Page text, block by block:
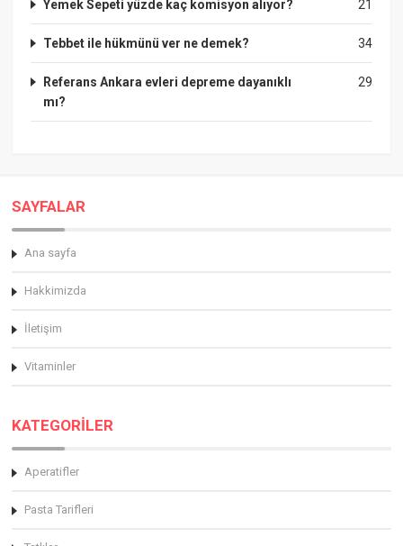
21
Yemek Sepeti yüzde kaç komisyon alıyor?
34
Tebbet ile hükmünü ver ne demek?
29
Referans Ankara evleri depreme dayanıklı
mı?
SAYFALAR
Ana sayfa
Hakkimizda
İletişim
Vitaminler
KATEGORİLER
Aperatifler
Pasta Tarifleri